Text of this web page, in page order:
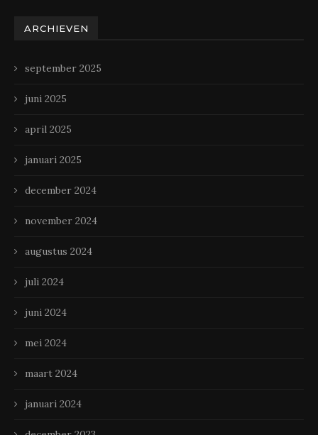
ARCHIEVEN
september 2025
juni 2025
april 2025
januari 2025
december 2024
november 2024
augustus 2024
juli 2024
juni 2024
mei 2024
maart 2024
januari 2024